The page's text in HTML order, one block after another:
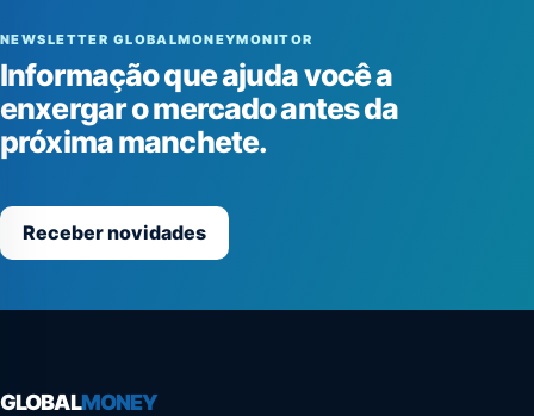
NEWSLETTER GLOBALMONEYMONITOR
Informação que ajuda você a
enxergar o mercado antes da
próxima manchete.
Receber novidades
GLOBALMONEY